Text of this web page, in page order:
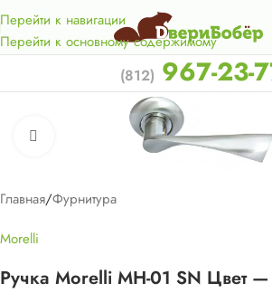
Перейти к навигации
Перейти к основному содержимому
км. от КАД.
(812) 967-23-
Нажмите, чтобы увеличить
Главная/Фурнитура
Morelli
Ручка Morelli MH-01 SN Цвет